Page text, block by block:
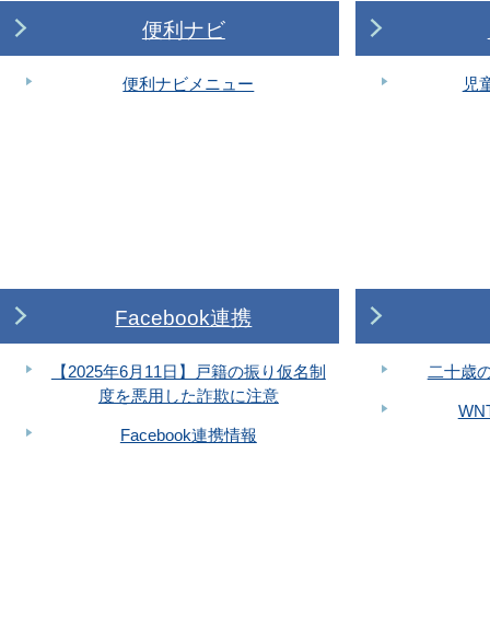
便利ナビ
便利ナビメニュー 児
Facebook連携
【2025年6月11日】戸籍の振り仮名制
度を悪用した詐欺に注意
Facebook連携情報
二十歳